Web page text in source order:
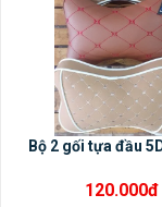
Bộ 2 gối tựa đầu
120.000đ